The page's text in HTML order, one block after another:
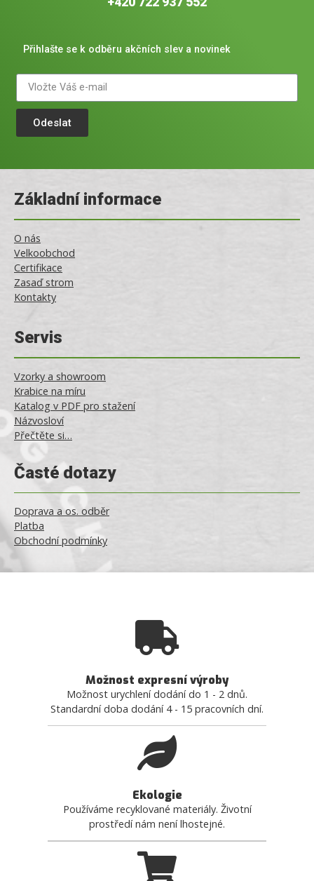
Přihlašte se k odběru akčních slev a novinek
Odeslat
Základní informace
O nás
Velkoobchod
Certifikace
Zasaď strom
Kontakty
Servis
Vzorky a showroom
Krabice na míru
Katalog v PDF pro stažení
Názvosloví
Přečtěte si…
Časté dotazy
Doprava a os. odběr
Platba
Obchodní podmínky
Možnost expresní výroby
Možnost urychlení dodání do 1 - 2 dnů.
Standardní doba dodání 4 - 15 pracovních dní.
Ekologie
Používáme recyklované materiály. Životní
prostředí nám není lhostejné.